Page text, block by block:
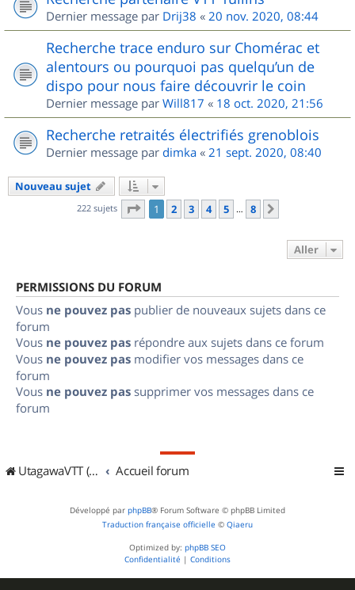
Dernier message par Drij38 « 20 nov. 2020, 08:44
Recherche trace enduro sur Chomérac et
alentours ou pourquoi pas quelqu’un de
dispo pour nous faire découvrir le coin
Dernier message par Will817 « 18 oct. 2020, 21:56
Recherche retraités électrifiés grenoblois
Dernier message par dimka « 21 sept. 2020, 08:40
Nouveau sujet
222 sujets Page 1sur
1 2 3 4 5 … 8
Aller
PERMISSIONS DU FORUM
Vous ne pouvez pas publier de nouveaux sujets dans ce
forum
Vous ne pouvez pas répondre aux sujets dans ce forum
Vous ne pouvez pas modifier vos messages dans ce
forum
Vous ne pouvez pas supprimer vos messages dans ce
forum
UtagawaVTT (Randos VTT et VTTAE avec traces GPS) Accueil forum
Développé par phpBB® Forum Software © phpBB Limited
Traduction française officielle © Qiaeru
Optimized by: phpBB SEO
Confidentialité | Conditions